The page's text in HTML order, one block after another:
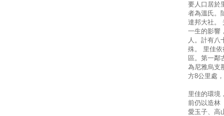
要人口居於
者為溫氏。
達邦大社。
一生的影響
人。計有八
殊。 里佳
區。第一鄰
為尼雅烏支
方8公里處
里佳的環境
前仍以造林
愛玉子、高